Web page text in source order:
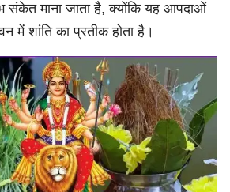
माना जाता है, क्योंकि यह आपदाओं
में शांति का प्रतीक होता है।